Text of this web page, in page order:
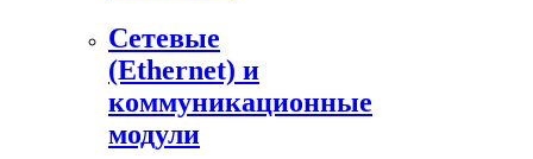
Сетевые
(Ethernet) и
коммуникационные
модули